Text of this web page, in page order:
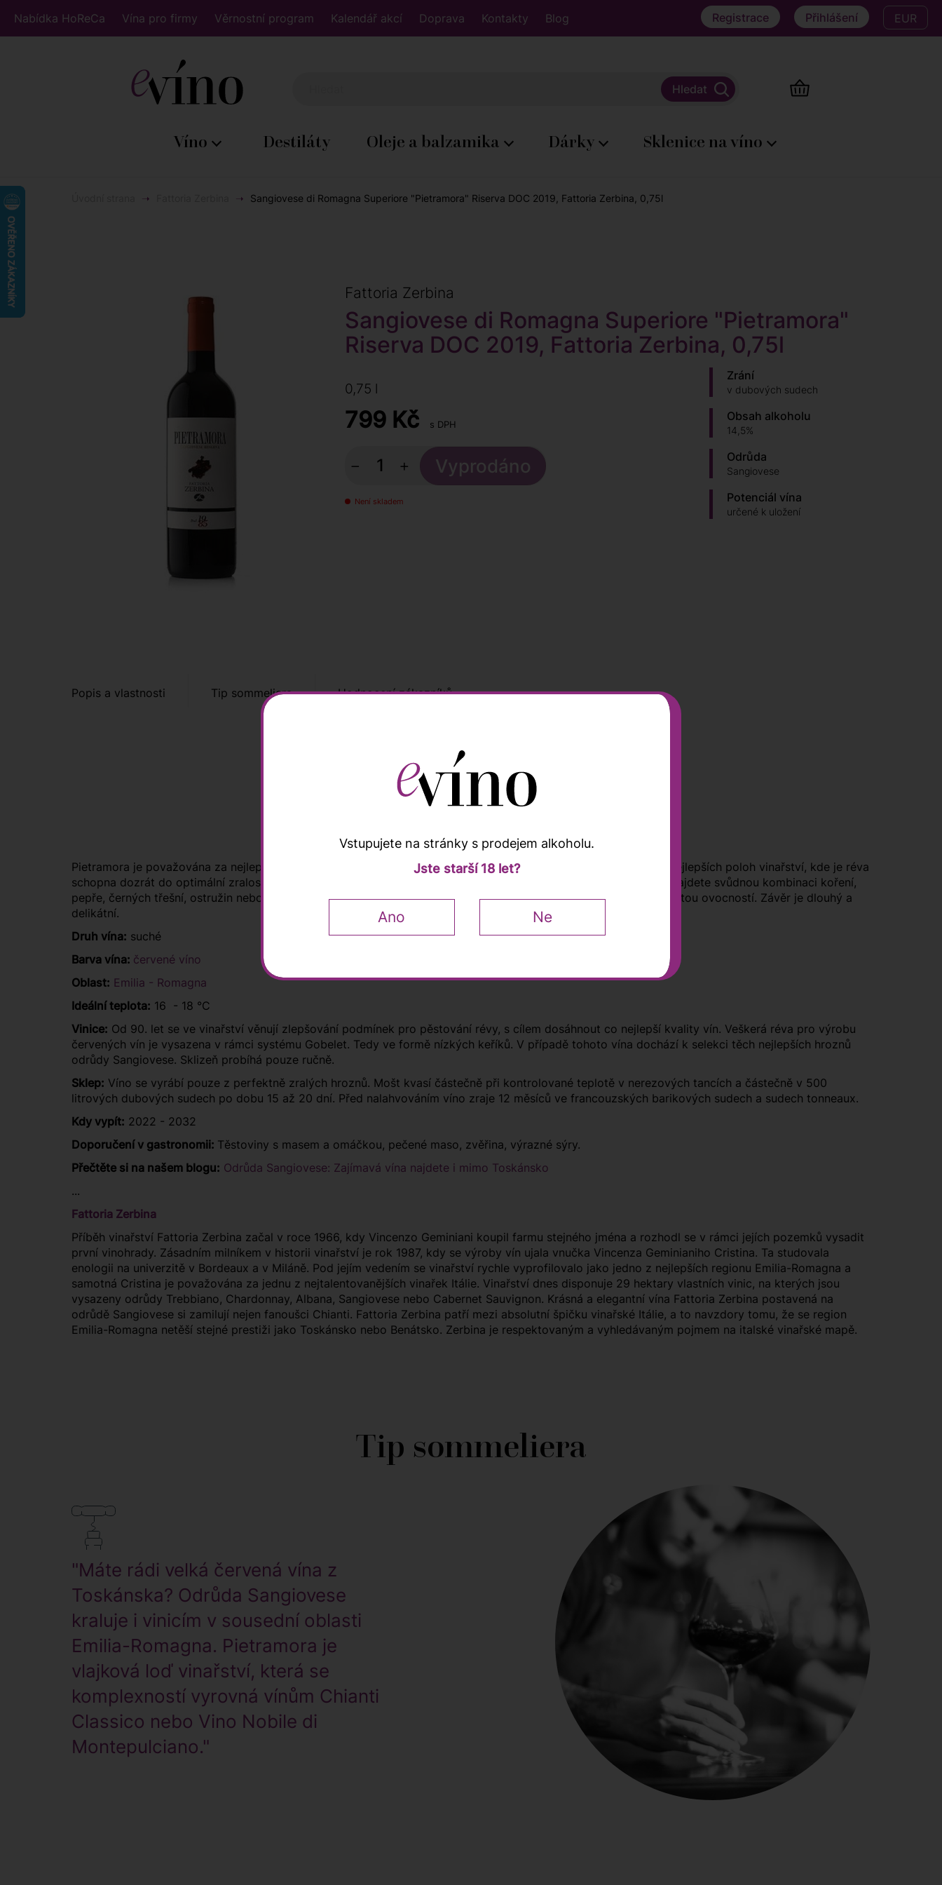
Nabídka HoReCa Vína pro firmy Věrnostní program Kalendář akcí Doprava Kontakty Blog Registrace Přihlášení EUR
Víno Destiláty Oleje a balzamika Dárky Sklenice na víno
Sangiovese di Romagna Superiore "Pietramora" Riserva DOC 2019, Fattoria Zerbina, 0,75l
Fattoria Zerbina
Sangiovese di Romagna Superiore "Pietramora"
Riserva DOC 2019, Fattoria Zerbina, 0,75l
0,75 l
799 Kč s DPH
− +
Není skladem
Zrání
v dubových sudech
Obsah alkoholu
14,5%
Odrůda
Sangiovese
Potenciál vína
určené k uložení
Popis a vlastnosti Tip sommeliera Hodnocení zákazníků
Popis a vlastnosti
Pietramora je považována za nejlepší červené víno vinařství Fattoria Zerbina. Jde o Sangiovese z hroznů z těch nejlepších poloh vinařství, kde je réva
schopna dozrát do optimální zralosti a vyjádřit specifika místního terroiru. Barva vína je tmavě rubínová, ve vůni najdete svůdnou kombinaci koření,
pepře, černých třešní, ostružin nebo tabáku. V chuti je víno plné a opulentní, s krásně elegantními tříslovinami a čistou ovocností. Závěr je dlouhý a
delikátní.
Druh vína: suché
Barva vína: červené víno
Oblast: Emilia - Romagna
Ideální teplota: 16 - 18 °C
Vinice: Od 90. let se ve vinařství věnují zlepšování podmínek pro pěstování révy, s cílem dosáhnout co nejlepší kvality vín. Veškerá réva pro výrobu
červených vín je vysazena v rámci systému Gobelet. Tedy ve formě nízkých keříků. V případě tohoto vína dochází k selekci těch nejlepších hroznů
odrůdy Sangiovese. Sklizeň probíhá pouze ručně.
Sklep: Víno se vyrábí pouze z perfektně zralých hroznů. Mošt kvasí částečně při kontrolované teplotě v nerezových tancích a částečně v 500
litrových dubových sudech po dobu 15 až 20 dní. Před nalahvováním víno zraje 12 měsíců ve francouzských barikových sudech a sudech tonneaux.
Kdy vypít: 2022 - 2032
Doporučení v gastronomii: Těstoviny s masem a omáčkou, pečené maso, zvěřina, výrazné sýry.
Přečtěte si na našem blogu: Odrůda Sangiovese: Zajímavá vína najdete i mimo Toskánsko
...
Fattoria Zerbina
Příběh vinařství Fattoria Zerbina začal v roce 1966, kdy Vincenzo Geminiani koupil farmu stejného jména a rozhodl se v rámci jejích pozemků vysadit
první vinohrady. Zásadním milníkem v historii vinařství je rok 1987, kdy se výroby vín ujala vnučka Vincenza Geminianiho Cristina. Ta studovala
enologii na univerzitě v Bordeaux a v Miláně. Pod jejím vedením se vinařství rychle vyprofilovalo jako jedno z nejlepších regionu Emilia-Romagna a
samotná Cristina je považována za jednu z nejtalentovanějších vinařek Itálie. Vinařství dnes disponuje 29 hektary vlastních vinic, na kterých jsou
vysazeny odrůdy Trebbiano, Chardonnay, Albana, Sangiovese nebo Cabernet Sauvignon. Krásná a elegantní vína Fattoria Zerbina postavená na
odrůdě Sangiovese si zamilují nejen fanoušci Chianti. Fattoria Zerbina patří mezi absolutní špičku vinařské Itálie, a to navzdory tomu, že se region
Emilia-Romagna netěší stejné prestiži jako Toskánsko nebo Benátsko. Zerbina je respektovaným a vyhledávaným pojmem na italské vinařské mapě.
Tip sommeliera
"Máte rádi velká červená vína z
Toskánska? Odrůda Sangiovese
kraluje i vinicím v sousední oblasti
Emilia-Romagna. Pietramora je
vlajková loď vinařství, která se
komplexností vyrovná vínům Chianti
Classico nebo Vino Nobile di
Montepulciano."
Vstupujete na stránky s prodejem alkoholu.
Jste starší 18 let?
Ano Ne